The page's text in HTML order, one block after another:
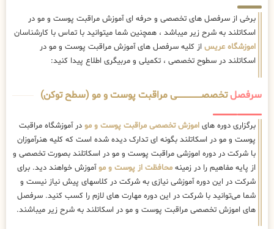
برخی از سرفصل های تخصصی و حرفه ای آموزش مراقبت پوست و مو در
اسکاتلند به شرح زیر میباشد ، همچنین شما میتوانید با تماس با کارشناسان
اموزشگاه عریس از کلیه سرفصل های آموزش مراقبت پوست و مو در
اسکاتلند در سطوح تخصصی ، تکمیلی و مربیگری اطلاع پیدا کنید:
سرفصلتخصصــــــــــــــــــــی مراقبت پوست و مو (سطح توکن)
برگزاری دوره های اموزش تخصصی مراقبت پوست و مو در آموزشگاه مراقبت
پوست و مو در اسکاتلند بگونه ای تدارک دیده شده است که کلیه هنرآموزان
با شرکت در دوره اموزشی مراقبت پوست و مو در اسکاتلند بصورت تخصصی و
از پایه مفاهیم را در زمینه محافظت از پوست و موآموزش خواهند دید. برای
شرکت در این دوره آموزشی نیازی به شرکت در کلاسهای پیش نیاز نیست و
شما می‌توانید با شرکت در این دوره مهارت های لازم را کسب کنید. سرفصل
های اموزش تخصصی مراقبت پوست و مو در اسکاتلند به شرح زیر میباشند.